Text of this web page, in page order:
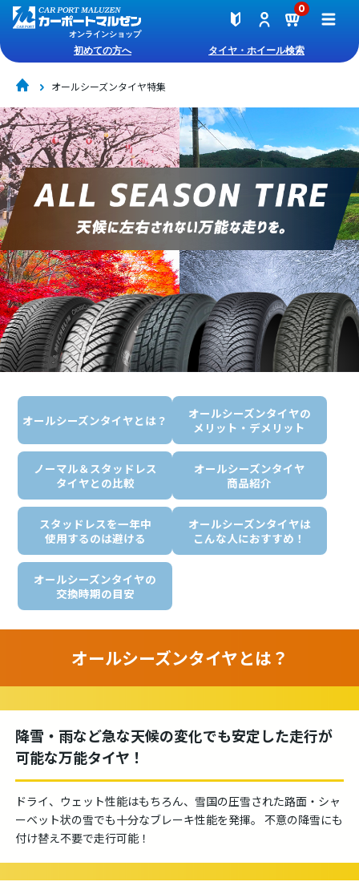
オンラインショップ
0
初めての方へ タイヤ・ホイール検索
オールシーズンタイヤ特集
天候に左右されない快適な走り。オールシーズンタイヤ特集
オールシーズンタイヤとは？
オールシーズンタイヤの
メリット・デメリット
ノーマル＆スタッドレス
タイヤとの比較
オールシーズンタイヤ
商品紹介
スタッドレスを一年中
使用するのは避ける
オールシーズンタイヤは
こんな人におすすめ！
オールシーズンタイヤの
交換時期の目安
オールシーズンタイヤとは？
降雪・雨など急な天候の変化でも安定した走行が
可能な万能タイヤ！
ドライ、ウェット性能はもちろん、雪国の圧雪された路面・シャ
ーベット状の雪でも十分なブレーキ性能を発揮。 不意の降雪にも
付け替え不要で走行可能！